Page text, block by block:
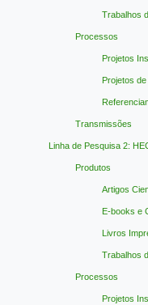
Trabalhos
Processos
Projetos
Projetos
Transmissões
Linha de Pesquisa 2:
Produtos
Artigos
E-books e
Livros
Trabalhos
Processos
Projetos